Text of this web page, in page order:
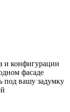
и конфигурации
фасаде
под вашу задумку